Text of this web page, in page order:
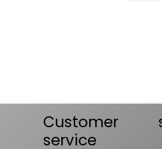
Customer
service